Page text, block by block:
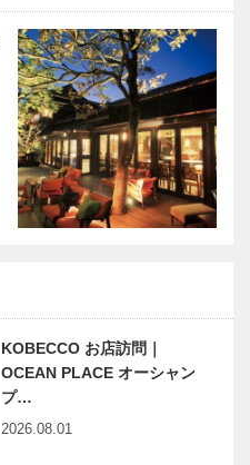
KOBECCO お店訪問｜
OCEAN PLACE オーシャン
プ…
2026.08.01